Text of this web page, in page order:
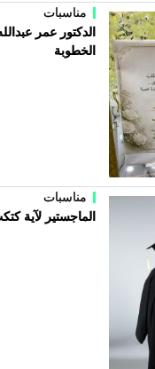
مناسبات
الدكتور عمر
الخطوبة
مناسبات
الماجستير لآية